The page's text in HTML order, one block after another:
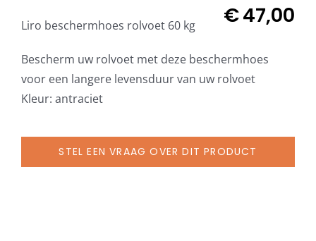
Umbrosa en Paraflex parasoldoeken
Onze merken
verrijdbare
60
kg
aantal
€47,00
Liro beschermhoes rolvoet 60 kg
Bescherm uw rolvoet met deze beschermhoes
voor een langere levensduur van uw rolvoet
Kleur: antraciet
STEL EEN VRAAG OVER DIT PRODUCT